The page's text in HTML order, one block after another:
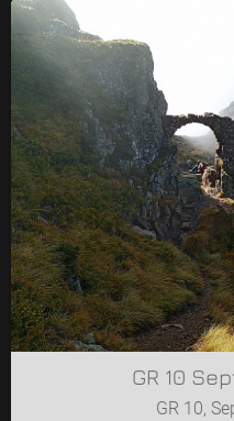
GR 10
GR 10,